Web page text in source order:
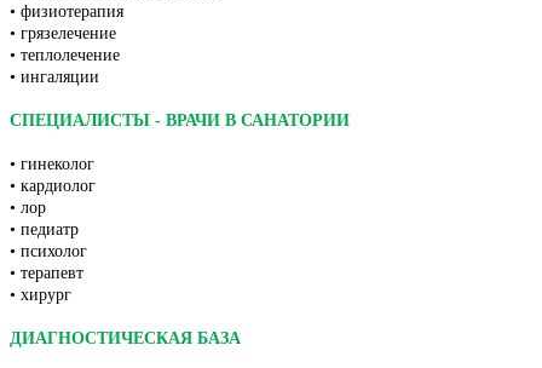
• физиотерапия
• грязелечение
• теплолечение
• ингаляции
СПЕЦИАЛИСТЫ - ВРАЧИ В САНАТОРИИ
• гинеколог
• кардиолог
• лор
• педиатр
• психолог
• терапевт
• хирург
ДИАГНОСТИЧЕСКАЯ БАЗА